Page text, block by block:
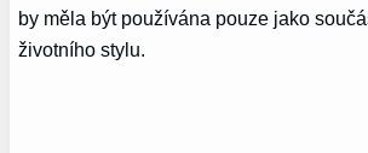
by měla být používána pouze jako
životního stylu.